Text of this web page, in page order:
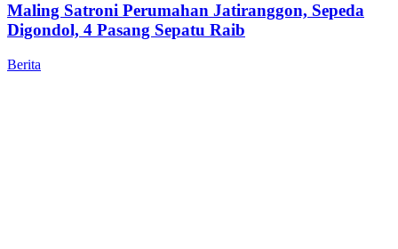
Maling Satroni Perumahan Jatiranggon, Sepeda
Digondol, 4 Pasang Sepatu Raib
Berita